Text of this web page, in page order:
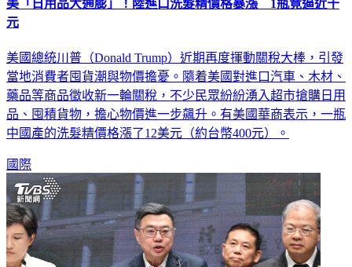
美「日用品大通膨」！陸進口洗髮精價格暴漲 1瓶竟逼近千
元
美國總統川普（Donald Trump）近期再度揮動關稅大棒，引發
當地消費者囤貨潮與物價擔憂。隨着美國對進口汽車、木材、
藥品等商品徵收新一輪關稅，不少民眾紛紛湧入超市搶購日用
品、囤積貨物，擔心物價進一步飆升。有美國華商表示，一瓶
中國產的洗髮精價格漲了12美元（約台幣400元）。
國際